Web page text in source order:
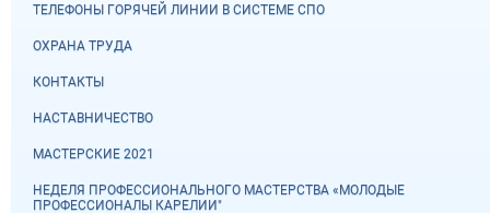
ТЕЛЕФОНЫ ГОРЯЧЕЙ ЛИНИИ В СИСТЕМЕ СПО
ОХРАНА ТРУДА
КОНТАКТЫ
НАСТАВНИЧЕСТВО
МАСТЕРСКИЕ 2021
НЕДЕЛЯ ПРОФЕССИОНАЛЬНОГО МАСТЕРСТВА «МОЛОДЫЕ
ПРОФЕССИОНАЛЫ КАРЕЛИИ"